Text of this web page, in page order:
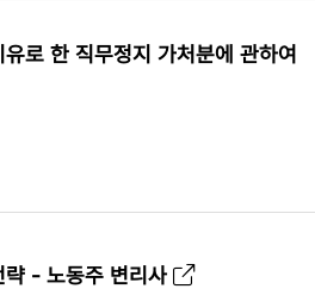
로 한 직무정지 가처분에 관하여
략 - 노동주 변리사